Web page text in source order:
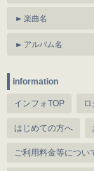
楽曲名
アルバム名
information
インフォTOP
はじめての方へ
ご利用料金等につい